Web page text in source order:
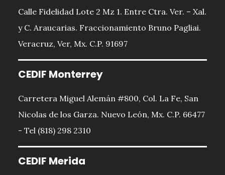
Calle Fidelidad Lote 2 Mz 1. Entre Ctra. Ver. – Xal.
y C. Araucarias. Fraccionamiento Bruno Pagliai.
Veracruz, Ver, Mx. C.P. 91697
CEDIF Monterrey
Carretera Miguel Alemán #800, Col. La Fe, San
Nicolas de los Garza. Nuevo León, Mx. C.P. 66477
- Tel (818) 298 2310
CEDIF Merida